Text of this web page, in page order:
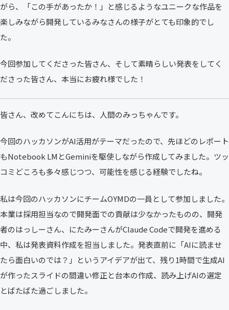
がら、「この手があったか！」と感じるようなユニークな作品を
楽しみながら開発しているみなさんの様子がとても印象的でし
た。
今回参加してくださった皆さん、そして素晴らしい発表をしてく
ださった皆さん、本当にお疲れ様でした！
皆さん、改めてこんにちは、人間のみっちゃんです。
今回のハッカソンがAI活用がテーマだったので、先ほどのレポート
もNotebook LMとGeminiを駆使しながら作成してみました。ツッ
コミどころも多々感じつつ、可能性を感じる経験でしたね。
私は今回のハッカソンにチームOYMDの一員として参加しました。
本業は採用担当なので開発面での貢献は少なかったものの、開発
者のはっしーさん、にたみーさんがClaude Codeで開発を進める
中、私は発表資料作成を担当しました。発表直前に「AIに読ませ
たら面白いのでは？」というアイデアが出て、残り1時間で生成AI
が作ったスライドの間違い修正と台本の作成、読み上げAIの選定
とばたばた過ごしました。